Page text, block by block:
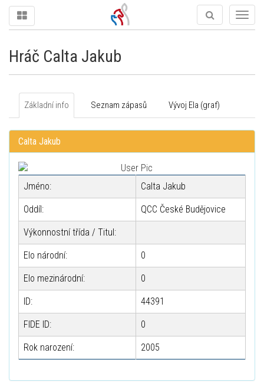
Hráč Calta Jakub
Základní info Seznam zápasů Vývoj Ela (graf)
Calta Jakub
Jméno: Calta Jakub
Oddíl: QCC České Budějovice
Výkonnostní třída / Titul:
Elo národní: 0
Elo mezinárodní: 0
ID: 44391
FIDE ID: 0
Rok narození: 2005